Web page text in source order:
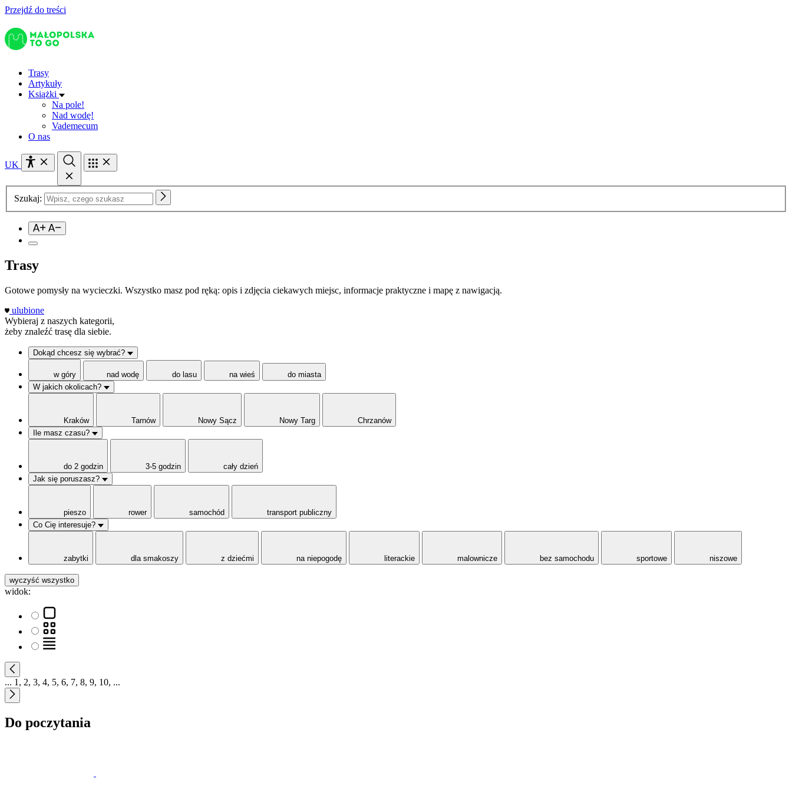
Przejdź do treści
Trasy
Artykuły
Książki
Na pole!
Nad wodę!
Vademecum
O nas
UK
Szukaj:
Trasy
Gotowe pomysły na wycieczki. Wszystko masz pod ręką: opis i zdjęcia ciekawych miejsc, informacje praktyczne i mapę z nawigacją.
ulubione
Wybieraj z naszych kategorii,
żeby znaleźć trasę dla siebie.
Dokąd chcesz się wybrać?
w góry nad wodę do lasu na wieś
do miasta
W jakich okolicach?
Kraków Tarnów Nowy Sącz Nowy Targ
Chrzanów
Ile masz czasu?
do 2 godzin 3-5 godzin
cały dzień
Jak się poruszasz?
pieszo rower samochód
transport publiczny
Co Cię interesuje?
zabytki dla smakoszy z dziećmi na niepogodę literackie malownicze bez samochodu sportowe niszowe
wyczyść wszystko
widok:
... 1 , 2, 3, 4, 5, 6, 7, 8, 9, 10, ...
Do poczytania